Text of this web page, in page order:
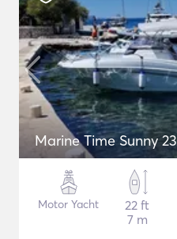
Marine Time Sunny 23
Motor Yacht
22 ft
7 m